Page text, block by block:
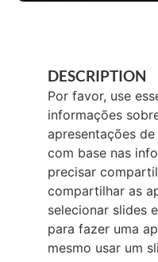
DESCRIPTION
Por favor, use
informações
apresentações
com base nas
precisar
compartilhar as
selecionar slides
para fazer uma
mesmo usar um